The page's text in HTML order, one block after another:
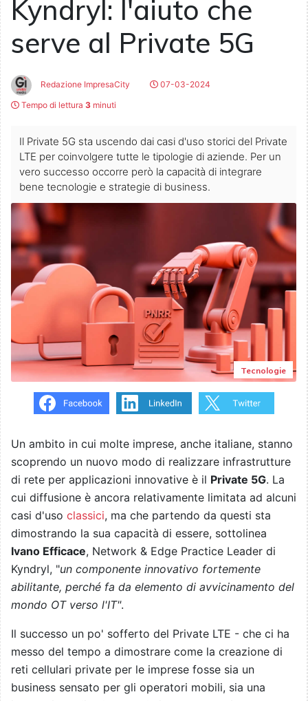
Kyndryl: l'aiuto che
serve al Private 5G
Redazione ImpresaCity
07-03-2024
Tempo di lettura 3 minuti
Il Private 5G sta uscendo dai casi d'uso storici del Private
LTE per coinvolgere tutte le tipologie di aziende. Per un
vero successo occorre però la capacità di integrare
bene tecnologie e strategie di business.
Tecnologie
Un ambito in cui molte imprese, anche italiane, stanno
scoprendo un nuovo modo di realizzare infrastrutture
di rete per applicazioni innovative è il Private 5G. La
cui diffusione è ancora relativamente limitata ad alcuni
casi d'uso classici, ma che partendo da questi sta
dimostrando la sua capacità di essere, sottolinea
Ivano Efficace, Network & Edge Practice Leader di
Kyndryl, "un componente innovativo fortemente
abilitante, perché fa da elemento di avvicinamento del
mondo OT verso l'IT".
Il successo un po' sofferto del Private LTE - che ci ha
messo del tempo a dimostrare come la creazione di
reti cellulari private per le imprese fosse sia un
business sensato per gli operatori mobili, sia una